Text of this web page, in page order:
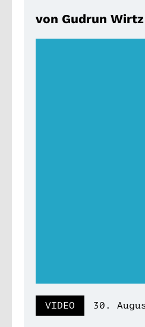
von Gudrun Wirtz
VIDEO 30.